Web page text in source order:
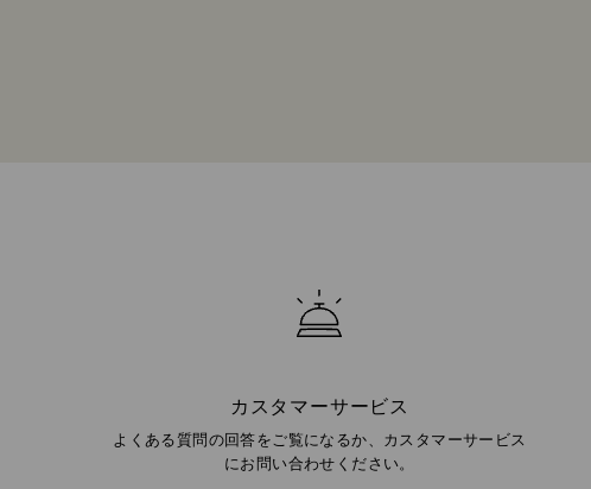
カスタマーサービス
よくある質問の回答をご覧になるか、カスタマーサービス
にお問い合わせください。